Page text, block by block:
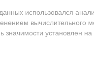
использовался
вычислительного
значимости установлен